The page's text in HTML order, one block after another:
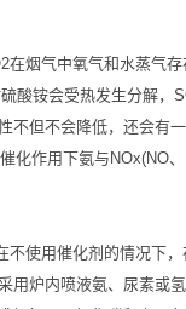
烟气中氧气和水蒸气
酸铵会受热发生分解
但不会降低，还会有一
化作用下氨与NOx(NO
使用催化剂的情况下
炉内喷液氨、尿素或